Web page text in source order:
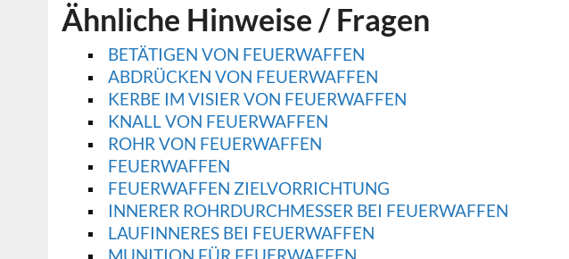
Ähnliche Hinweise / Fragen
BETÄTIGEN VON FEUERWAFFEN
ABDRÜCKEN VON FEUERWAFFEN
KERBE IM VISIER VON FEUERWAFFEN
KNALL VON FEUERWAFFEN
ROHR VON FEUERWAFFEN
FEUERWAFFEN
FEUERWAFFEN ZIELVORRICHTUNG
INNERER ROHRDURCHMESSER BEI FEUERWAFFEN
LAUFINNERES BEI FEUERWAFFEN